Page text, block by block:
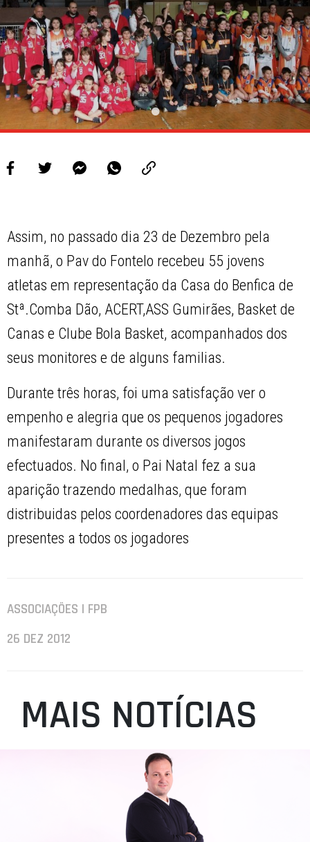
Assim, no passado dia 23 de Dezembro pela
manhã, o Pav do Fontelo recebeu 55 jovens
atletas em representação da Casa do Benfica de
Stª.Comba Dão, ACERT,ASS Gumirães, Basket de
Canas e Clube Bola Basket, acompanhados dos
seus monitores e de alguns familias.
Durante três horas, foi uma satisfação ver o
empenho e alegria que os pequenos jogadores
manifestaram durante os diversos jogos
efectuados. No final, o Pai Natal fez a sua
aparição trazendo medalhas, que foram
distribuidas pelos coordenadores das equipas
presentes a todos os jogadores
ASSOCIAÇÕES | FPB
26 DEZ 2012
MAIS NOTÍCIAS